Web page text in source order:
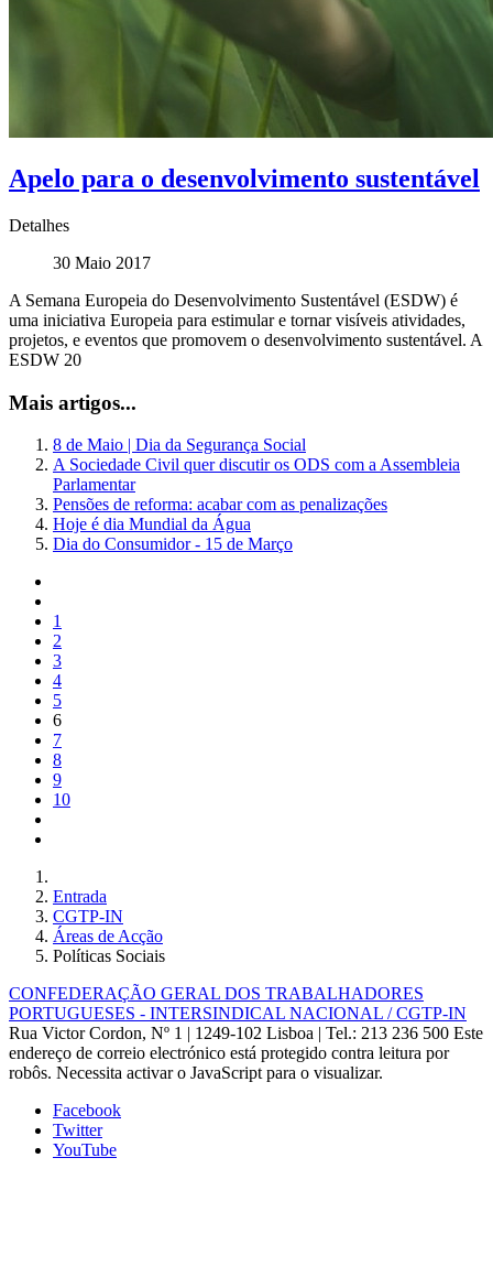
Apelo para o desenvolvimento sustentável
Detalhes
30 Maio 2017
A Semana Europeia do Desenvolvimento Sustentável (ESDW) é
uma iniciativa Europeia para estimular e tornar visíveis atividades,
projetos, e eventos que promovem o desenvolvimento sustentável. A
ESDW 20
Mais artigos...
8 de Maio | Dia da Segurança Social
A Sociedade Civil quer discutir os ODS com a Assembleia
Parlamentar
Pensões de reforma: acabar com as penalizações
Hoje é dia Mundial da Água
Dia do Consumidor - 15 de Março
1
2
3
4
5
6
7
8
9
10
Entrada
CGTP-IN
Áreas de Acção
Políticas Sociais
CONFEDERAÇÃO GERAL DOS TRABALHADORES
PORTUGUESES - INTERSINDICAL NACIONAL / CGTP-IN
Rua Victor Cordon, Nº 1 | 1249-102 Lisboa | Tel.: 213 236 500 Este
endereço de correio electrónico está protegido contra leitura por
robôs. Necessita activar o JavaScript para o visualizar.
Facebook
Twitter
YouTube